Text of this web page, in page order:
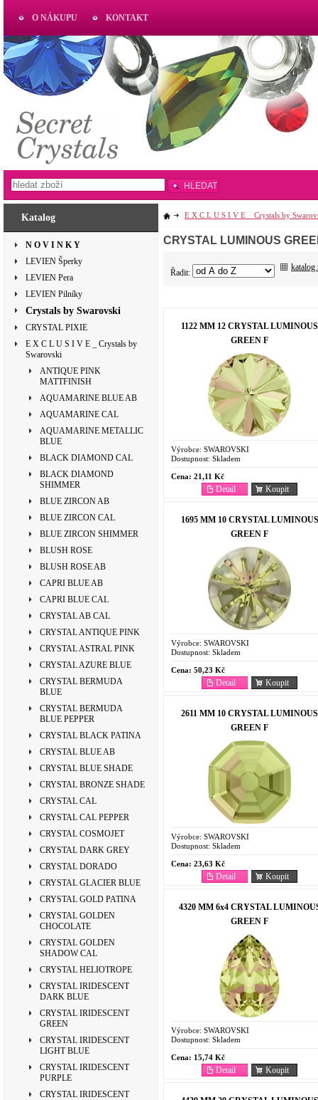
Katalog
N O V I N K Y
LEVIEN Šperky
LEVIEN Pera
LEVIEN Pilníky
Crystals by Swarovski
CRYSTAL PIXIE
E X C L U S I V E _ Crystals by
Swarovski
ANTIQUE PINK
MATTFINISH
AQUAMARINE BLUE AB
AQUAMARINE CAL
AQUAMARINE METALLIC
BLUE
BLACK DIAMOND CAL
BLACK DIAMOND
SHIMMER
BLUE ZIRCON AB
BLUE ZIRCON CAL
BLUE ZIRCON SHIMMER
BLUSH ROSE
BLUSH ROSE AB
CAPRI BLUE AB
CAPRI BLUE CAL
CRYSTAL AB CAL
CRYSTAL ANTIQUE PINK
CRYSTAL ASTRAL PINK
CRYSTAL AZURE BLUE
CRYSTAL BERMUDA
BLUE
CRYSTAL BERMUDA
BLUE PEPPER
CRYSTAL BLACK PATINA
CRYSTAL BLUE AB
CRYSTAL BLUE SHADE
CRYSTAL BRONZE SHADE
CRYSTAL CAL
CRYSTAL CAL PEPPER
CRYSTAL COSMOJET
CRYSTAL DARK GREY
CRYSTAL DORADO
CRYSTAL GLACIER BLUE
CRYSTAL GOLD PATINA
CRYSTAL GOLDEN
CHOCOLATE
CRYSTAL GOLDEN
SHADOW CAL
CRYSTAL HELIOTROPE
CRYSTAL IRIDESCENT
DARK BLUE
CRYSTAL IRIDESCENT
GREEN
CRYSTAL IRIDESCENT
LIGHT BLUE
CRYSTAL IRIDESCENT
PURPLE
CRYSTAL IRIDESCENT
E X C L U S I V E _ Crystals by
CRYSTAL LUMINOUS
Řadit:
katalog
1122 MM 12 CRYSTAL LUMINOUS
GREEN F
Výrobce: SWAROVSKI
Dostupnost: Skladem
Cena: 21,11 Kč
Koupit
Detail
1695 MM 10 CRYSTAL LUMINOUS
GREEN F
Výrobce: SWAROVSKI
Dostupnost: Skladem
Cena: 50,23 Kč
Koupit
Detail
2611 MM 10 CRYSTAL LUMINOUS
GREEN F
Výrobce: SWAROVSKI
Dostupnost: Skladem
Cena: 23,63 Kč
Koupit
Detail
4320 MM 6x4 CRYSTAL
GREEN F
Výrobce: SWAROVSKI
Dostupnost: Skladem
Cena: 15,74 Kč
Koupit
Detail
O NÁKUPU KONTAKT
AKTUAL
www.aktual-koralky.cz
HLEDAT